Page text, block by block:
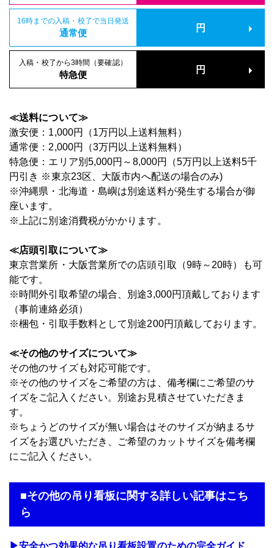
16時までの入稿・校了で当日発送
通常便 円
入稿・校了から3時間（要確認）
特急便 円
≪送料について≫
激安便：1,000円（1万円以上送料無料）
通常便：2,000円（3万円以上送料無料）
特急便：エリア別5,000円～8,000円（5万円以上送料5千
円引き ※東京23区、大阪市内へ配送の場合のみ)
※沖縄県・北海道・島嶼は別途送料が発生する場合が御
座います。
※上記に別途消費税がかかります。
≪店頭引取について≫
東京営業所・大阪営業所での店頭引取（9時～20時）も可
能です。
※時間外引取希望の場合、別途3,000円頂戴しております
（事前連絡必須）
※梱包・引取手数料として別途200円頂戴しております。
≪その他のサイズについて≫
その他のサイズも対応可能です。
※その他のサイズをご希望の方は、備考欄にご希望のサ
イズをご記入ください。別途お見積させていただきま
す。
※ちょうどのサイズが無い場合はそのサイズが納まるサ
イズをお選びいただき、ご希望のカットサイズを備考欄
にご記入ください。
■その他の吊り看板に関する詳しい記事はこち
ら
▶安全かつ効果的な吊り看板設置のための完全ガイド